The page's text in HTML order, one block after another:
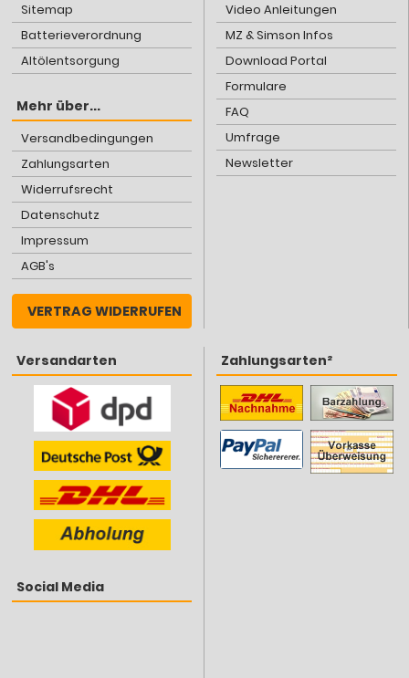
Sitemap
Batterieverordnung
Altölentsorgung
Mehr über...
Versandbedingungen
Zahlungsarten
Widerrufsrecht
Datenschutz
Impressum
AGB's
VERTRAG WIDERRUFEN
Video Anleitungen
MZ & Simson Infos
Download Portal
Formulare
FAQ
Umfrage
Newsletter
Versandarten
Social Media
Zahlungsarten²